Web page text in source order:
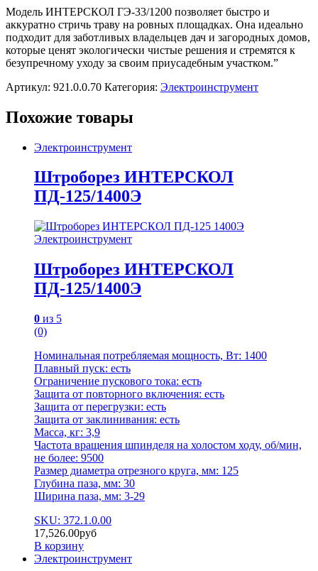
Модель ИНТЕРСКОЛ ГЭ-33/1200 позволяет быстро и
аккуратно стричь траву на ровных площадках. Она идеально
подходит для заботливых владельцев дач и загородных домов,
которые ценят экологически чистые решения и стремятся к
безупречному уходу за своим приусадебным участком.”
Артикул: 921.0.0.70 Категория: Электроинструмент
Похожие товары
Электроинструмент
Штроборез ИНТЕРСКОЛ
ПД-125/1400Э
Электроинструмент
Штроборез ИНТЕРСКОЛ
ПД-125/1400Э
0 из 5
(0)
Номинальная потребляемая мощность, Вт: 1400
Плавный пуск: есть
Ограничение пускового тока: есть
Защита от повторного включения: есть
Защита от перегрузки: есть
Защита от заклинивания: есть
Масса, кг: 3,9
Частота вращения шпинделя на холостом ходу, об/мин,
не более: 9500
Размер диаметра отрезного круга, мм: 125
Глубина паза, мм: 30
Ширина паза, мм: 3-29
SKU: 372.1.0.00
17,526.00руб
В корзину
Электроинструмент